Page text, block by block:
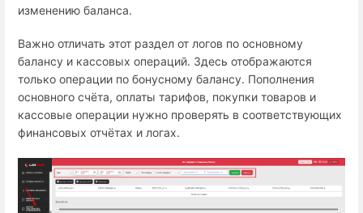
изменению баланса.
Важно отличать этот раздел от логов по основному
балансу и кассовых операций. Здесь отображаются
только операции по бонусному балансу. Пополнения
основного счёта, оплаты тарифов, покупки товаров и
кассовые операции нужно проверять в соответствующих
финансовых отчётах и логах.